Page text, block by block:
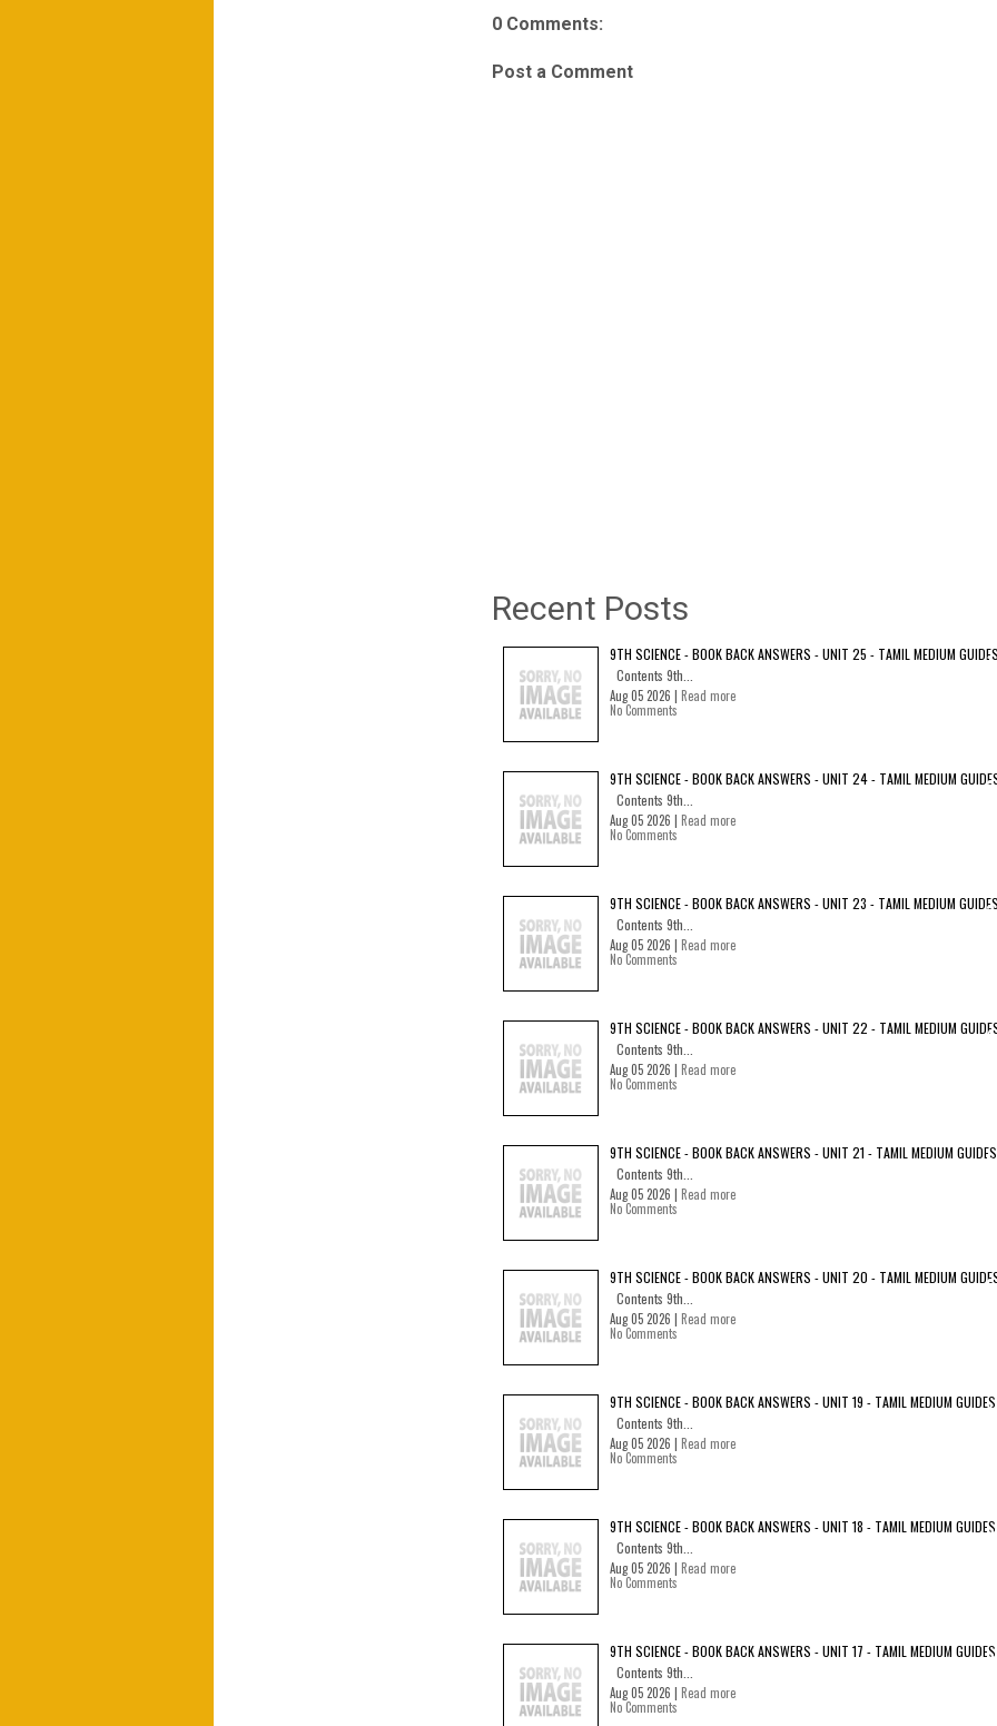
0 Comments:
Post a Comment
Recent Posts
9TH SCIENCE - BOOK BACK ANSWERS - UNIT 25 - TAMIL MEDIUM
Contents 9th...
Aug 05 2026 | Read more
No Comments
9TH SCIENCE - BOOK BACK ANSWERS - UNIT 24 - TAMIL MEDIUM
Contents 9th...
Aug 05 2026 | Read more
No Comments
9TH SCIENCE - BOOK BACK ANSWERS - UNIT 23 - TAMIL MEDIUM
Contents 9th...
Aug 05 2026 | Read more
No Comments
9TH SCIENCE - BOOK BACK ANSWERS - UNIT 22 - TAMIL MEDIUM
Contents 9th...
Aug 05 2026 | Read more
No Comments
9TH SCIENCE - BOOK BACK ANSWERS - UNIT 21 - TAMIL MEDIUM GUIDES
Contents 9th...
Aug 05 2026 | Read more
No Comments
9TH SCIENCE - BOOK BACK ANSWERS - UNIT 20 - TAMIL MEDIUM
Contents 9th...
Aug 05 2026 | Read more
No Comments
9TH SCIENCE - BOOK BACK ANSWERS - UNIT 19 - TAMIL MEDIUM GUIDES
Contents 9th...
Aug 05 2026 | Read more
No Comments
9TH SCIENCE - BOOK BACK ANSWERS - UNIT 18 - TAMIL MEDIUM GUIDES
Contents 9th...
Aug 05 2026 | Read more
No Comments
9TH SCIENCE - BOOK BACK ANSWERS - UNIT 17 - TAMIL MEDIUM GUIDES
Contents 9th...
Aug 05 2026 | Read more
No Comments